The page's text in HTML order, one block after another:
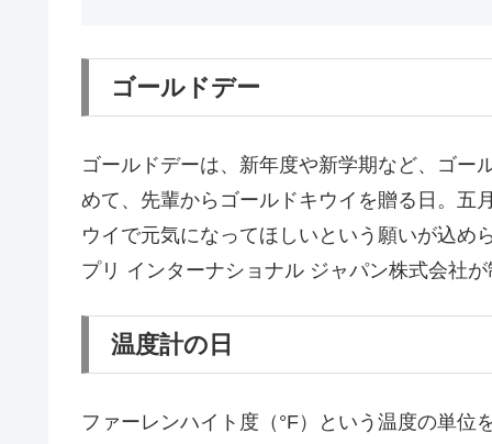
ゴールドデー
ゴールドデーは、新年度や新学期など、ゴー
めて、先輩からゴールドキウイを贈る日。五
ウイで元気になってほしいという願いが込め
プリ インターナショナル ジャパン株式会社が
温度計の日
ファーレンハイト度（°F）という温度の単位